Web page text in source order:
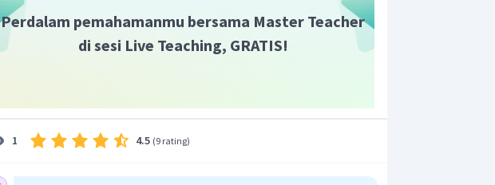
pH larutan berada pada rentang 6,3 sampai 7,6.
Perdalam pemahamanmu bersama Master Teacher
di sesi Live Teaching, GRATIS!
1 4.5 (9 rating)